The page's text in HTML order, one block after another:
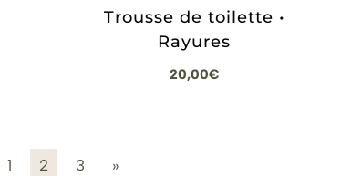
Trousse de toilette •
Rayures
20,00€
1 2 3 »